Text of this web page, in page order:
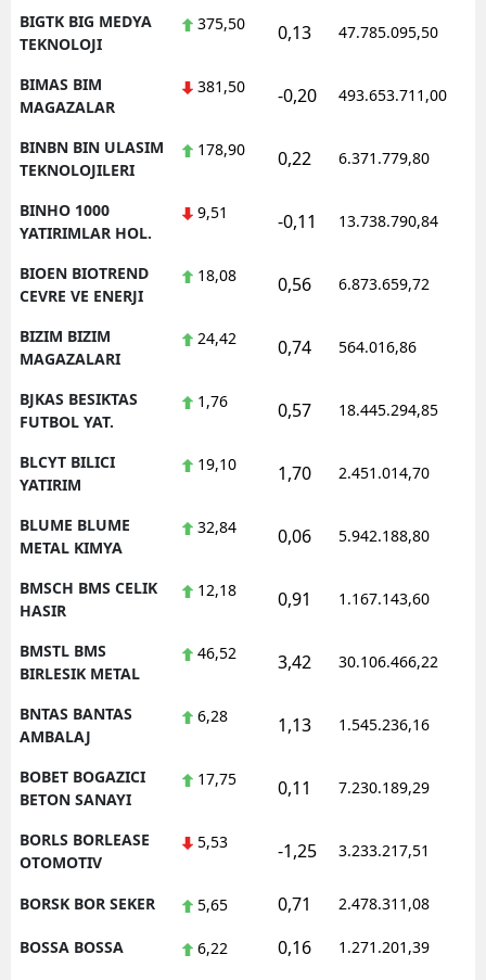
BIGTK BIG MEDYA
TEKNOLOJI
375,50 0,13 47.785.095,50
BIMAS BIM
MAGAZALAR
381,50 -0,20 493.653.711,00
BINBN BIN ULASIM
TEKNOLOJILERI
178,90 0,22 6.371.779,80
BINHO 1000
YATIRIMLAR HOL.
9,51 -0,11 13.738.790,84
BIOEN BIOTREND
CEVRE VE ENERJI
18,08 0,56 6.873.659,72
BIZIM BIZIM
MAGAZALARI
24,42 0,74 564.016,86
BJKAS BESIKTAS
FUTBOL YAT.
1,76 0,57 18.445.294,85
BLCYT BILICI
YATIRIM
19,10 1,70 2.451.014,70
BLUME BLUME
METAL KIMYA
32,84 0,06 5.942.188,80
BMSCH BMS CELIK
HASIR
12,18 0,91 1.167.143,60
BMSTL BMS
BIRLESIK METAL
46,52 3,42 30.106.466,22
BNTAS BANTAS
AMBALAJ
6,28 1,13 1.545.236,16
BOBET BOGAZICI
BETON SANAYI
17,75 0,11 7.230.189,29
BORLS BORLEASE
OTOMOTIV
5,53 -1,25 3.233.217,51
BORSK BOR SEKER 5,65 0,71 2.478.311,08
BOSSA BOSSA 6,22 0,16 1.271.201,39